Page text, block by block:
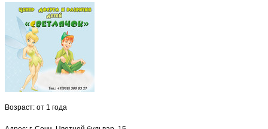
Возраст: от 1 года